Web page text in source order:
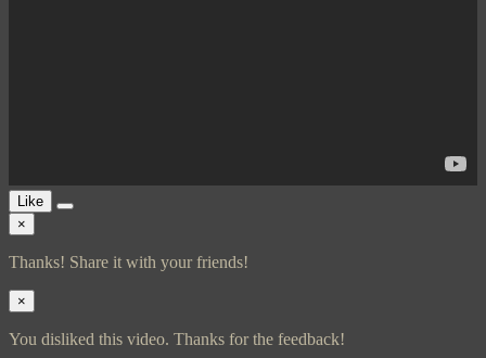
Like
×
Thanks! Share it with your friends!
×
You disliked this video. Thanks for the feedback!